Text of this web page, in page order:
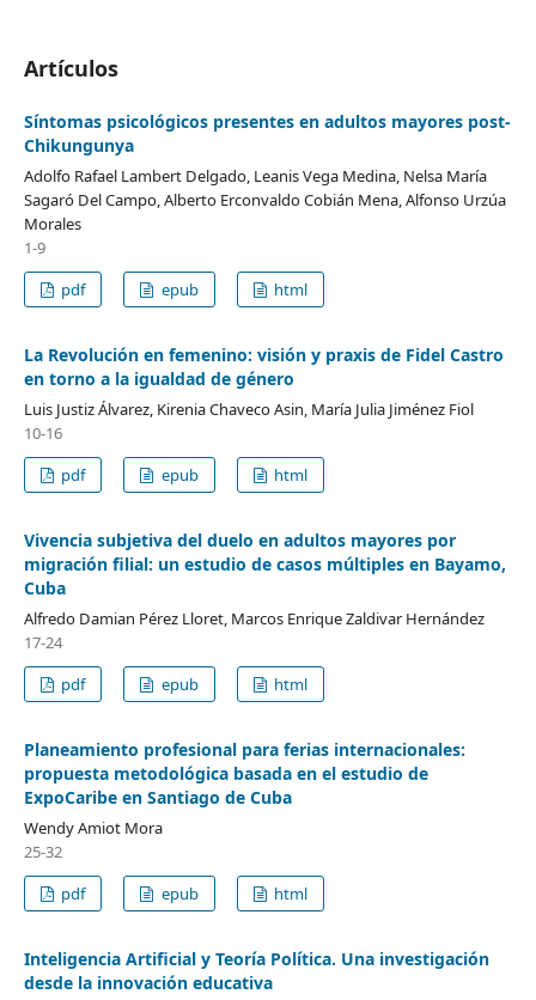
Artículos
Síntomas psicológicos presentes en adultos mayores post-
Chikungunya
Adolfo Rafael Lambert Delgado, Leanis Vega Medina, Nelsa María
Sagaró Del Campo, Alberto Erconvaldo Cobián Mena, Alfonso Urzúa
Morales
1-9
pdf
epub html
La Revolución en femenino: visión y praxis de Fidel Castro
en torno a la igualdad de género
Luis Justiz Álvarez, Kirenia Chaveco Asin, María Julia Jiménez Fiol
10-16
pdf
epub html
Vivencia subjetiva del duelo en adultos mayores por
migración filial: un estudio de casos múltiples en Bayamo,
Cuba
Alfredo Damian Pérez Lloret, Marcos Enrique Zaldivar Hernández
17-24
pdf
epub html
Planeamiento profesional para ferias internacionales:
propuesta metodológica basada en el estudio de
ExpoCaribe en Santiago de Cuba
Wendy Amiot Mora
25-32
pdf
epub html
Inteligencia Artificial y Teoría Política. Una investigación
desde la innovación educativa